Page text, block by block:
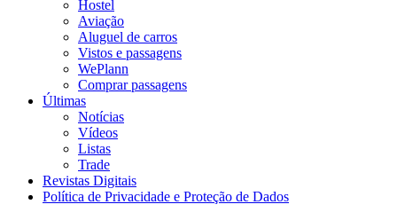
Hostel
Aviação
Aluguel de carros
Vistos e passagens
WePlann
Comprar passagens
Últimas
Notícias
Vídeos
Listas
Trade
Revistas Digitais
Política de Privacidade e Proteção de Dados